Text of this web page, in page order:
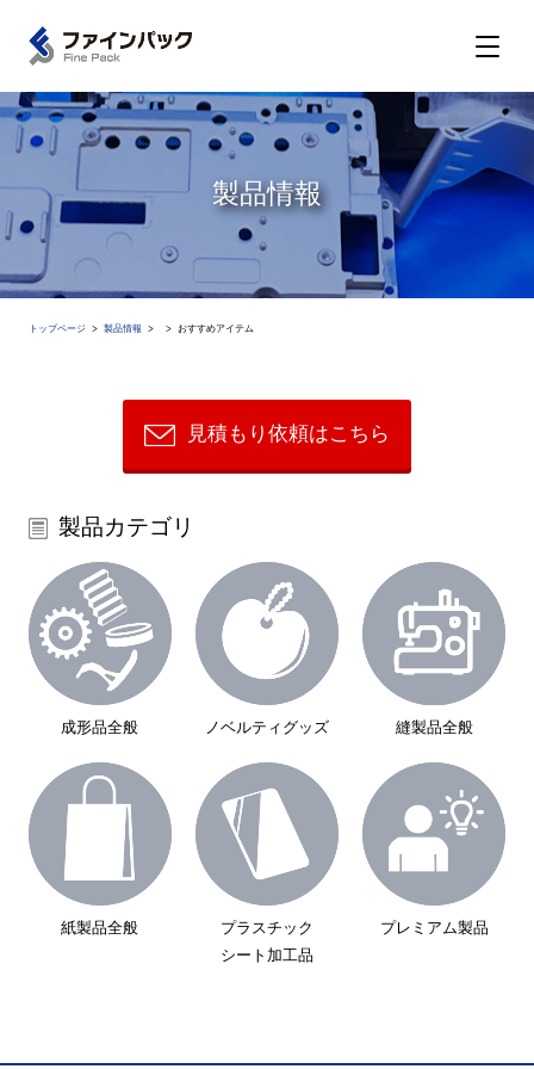
製品情報
トップページ 製品情報 おすすめアイテム
見積もり依頼はこちら
製品カテゴリ
成形品全般 ノベルティグッズ 縫製品全般
紙製品全般
プラスチック
シート加工品
プレミアム製品